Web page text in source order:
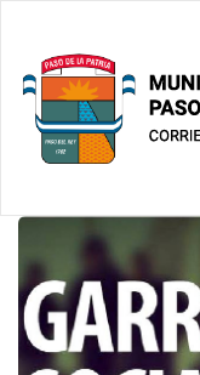
contenido
principal
Municipalidad
de Paso De
La Patria
Contenido
principal